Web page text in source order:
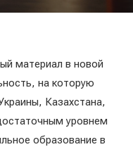
материал в новой
на которую
Казахстана,
уровнем
образование в